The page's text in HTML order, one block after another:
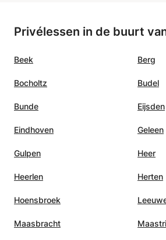
Privélessen in de buurt
Beek Berg
Bocholtz Budel
Bunde Eijsden
Eindhoven Geleen
Gulpen Heer
Heerlen Herten
Hoensbroek
Maasbracht